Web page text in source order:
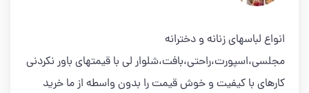
انواع لباسهاي زنانه و دخترانه
مجلسي،اسپورت،راحتي،بافت،شلوار لي با قيمتهاي باور نكردني
كارهاي با كيفيت و خوش قيمت را بدون واسطه از ما خريد